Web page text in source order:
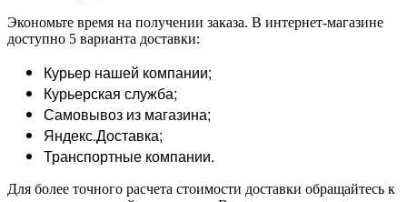
Экономьте время на получении заказа. В интернет-магазине
доступно 5 варианта доставки:
Курьер нашей компании;
Курьерская служба;
Самовывоз из магазина;
Яндекс.Доставка;
Транспортные компании.
Для более точного расчета стоимости доставки обращайтесь к